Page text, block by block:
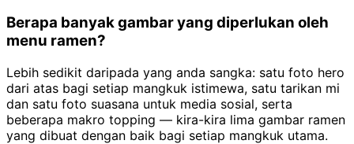
Berapa banyak gambar yang diperlukan oleh
menu ramen?
Lebih sedikit daripada yang anda sangka: satu foto hero
dari atas bagi setiap mangkuk istimewa, satu tarikan mi
dan satu foto suasana untuk media sosial, serta
beberapa makro topping — kira-kira lima gambar ramen
yang dibuat dengan baik bagi setiap mangkuk utama.